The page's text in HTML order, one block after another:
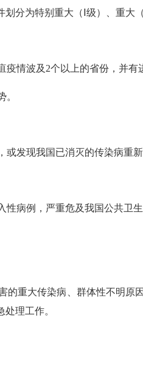
为特别重大（Ⅰ级）、重大
情波及2个以上的省份，并有
发现我国已消灭的传染病重新
病例，严重危及我国公共卫生
重大传染病、群体性不明原
理工作。